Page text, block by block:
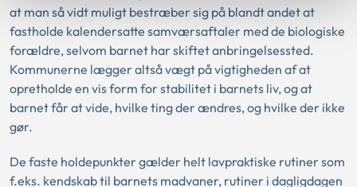
at man så vidt muligt bestræber sig på blandt andet at
fastholde kalendersatte samværsaftaler med de biologiske
forældre, selvom barnet har skiftet anbringelsessted.
Kommunerne lægger altså vægt på vigtigheden af at
opretholde en vis form for stabilitet i barnets liv, og at
barnet får at vide, hvilke ting der ændres, og hvilke der ikke
gør.
De faste holdepunkter gælder helt lavpraktiske rutiner som
f.eks. kendskab til barnets madvaner, rutiner i dagligdagen